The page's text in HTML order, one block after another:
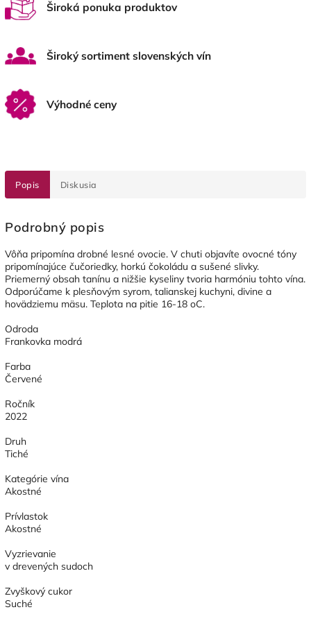
Široká ponuka produktov
Široký sortiment slovenských vín
Výhodné ceny
Popis Diskusia
Podrobný popis
Vôňa pripomína drobné lesné ovocie. V chuti objavíte ovocné tóny
pripomínajúce čučoriedky, horkú čokoládu a sušené slivky.
Priemerný obsah tanínu a nižšie kyseliny tvoria harmóniu tohto vína.
Odporúčame k plesňovým syrom, talianskej kuchyni, divine a
hovädziemu mäsu. Teplota na pitie 16-18 oC.
Odroda
Frankovka modrá
Farba
Červené
Ročník
2022
Druh
Tiché
Kategórie vína
Akostné
Prívlastok
Akostné
Vyzrievanie
v drevených sudoch
Zvyškový cukor
Suché